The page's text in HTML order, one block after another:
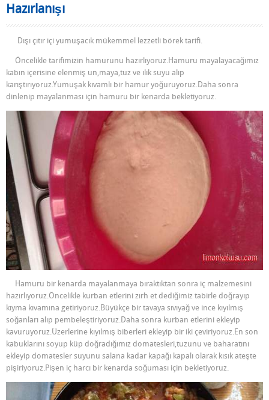
Hazırlanışı
Dışı çıtır içi yumuşacık mükemmel lezzetli börek tarifi.
Öncelikle tarifimizin hamurunu hazırlıyoruz.Hamuru mayalayacağımız
kabın içerisine elenmiş un,maya,tuz ve ılık suyu alıp
karıştırıyoruz.Yumuşak kıvamlı bir hamur yoğuruyoruz.Daha sonra
dinlenip mayalanması için hamuru bir kenarda bekletiyoruz.
Hamuru bir kenarda mayalanmaya bıraktıktan sonra iç malzemesini
hazırlıyoruz.Öncelikle kurban etlerini zırh et dediğimiz tabirle doğrayıp
kıyma kıvamına getiriyoruz.Büyükçe bir tavaya sıvıyağ ve ince kıyılmış
soğanları alıp pembeleştiriyoruz.Daha sonra kurban etlerini ekleyip
kavuruyoruz.Üzerlerine kıyılmış biberleri ekleyip bir iki çeviriyoruz.En son
kabuklarını soyup küp doğradığımız domatesleri,tuzunu ve baharatını
ekleyip domatesler suyunu salana kadar kapağı kapalı olarak kısık ateşte
pişiriyoruz.Pişen iç harcı bir kenarda soğuması için bekletiyoruz.